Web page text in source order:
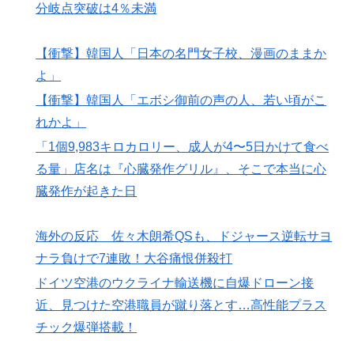
分岐点突破は4％未満
【衝撃】韓国人「日本の名門女子校、漫画のままか
よ」
【衝撃】韓国人「エボシ御前の声の人、若い頃がこ
れかよ」
「1個9,983キロカロリー、成人が4〜5日かけて食べ
る量」店名は『心臓発作グリル』、そこで本当に心
臓発作が起きた日
海外の反応 佐々木朗希QSも、ドジャース逆転サヨ
ナラ負けで7連敗！大谷痛恨併殺打
ドイツ空港のウクライナ輸送機に自爆ドローン接
近、見つけた空港職員が蹴り落とす…高性能プラス
チック爆弾搭載！